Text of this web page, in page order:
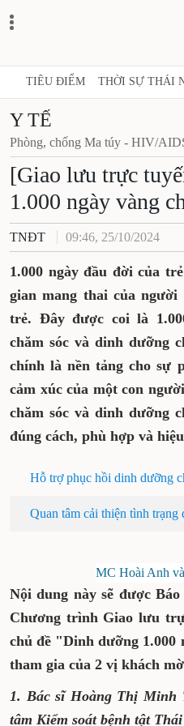
TIÊU ĐIỂM THỜI SỰ THÁI
Y TẾ
Phòng, chống Ma túy - HIV/
[Giao lưu trực
1.000 ngày vàng
TNĐT 09:46, 25/10/2024
1.000 ngày đầu đời của
gian mang thai của
trẻ. Đây được coi là
chăm sóc và dinh dưỡng
chính là nền tảng cho sự
cảm xúc của một con
chăm sóc và dinh dưỡng
đúng cách, phù hợp và
Hỗ trợ phục hồi dinh dưỡng
Quan tâm cải thiện tình trạng
MC Hoài Anh
Nội dung này sẽ được
Chương trình Giao lưu
chủ đề "Dinh dưỡng 1.000
tham gia của 2 vị khách
1. Bác sĩ Hoàng Thị Minh
tâm Kiểm soát bệnh tật